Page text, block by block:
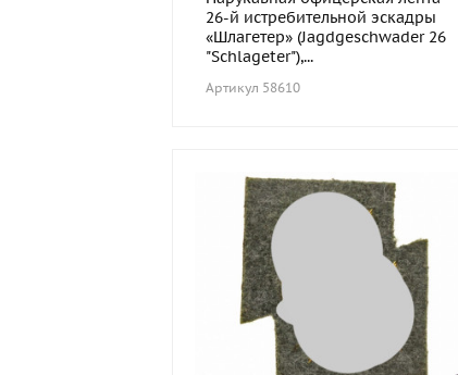
26-й истребительной эскадры
«Шлагетер» (Jagdgeschwader 26
"Schlageter"),...
Артикул 58610